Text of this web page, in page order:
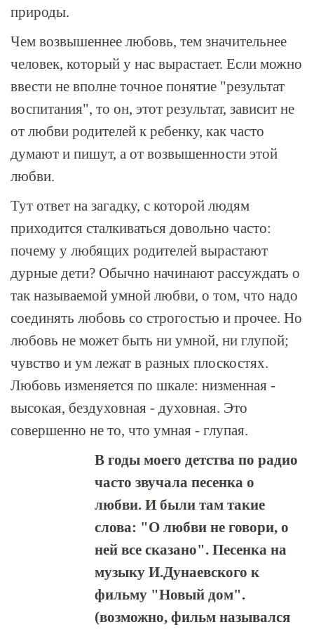
природы.
Чем возвышеннее любовь, тем значительнее
человек, который у нас вырастает. Если можно
ввести не вполне точное понятие "результат
воспитания", то он, этот результат, зависит не
от любви родителей к ребенку, как часто
думают и пишут, а от возвышенности этой
любви.
Тут ответ на загадку, с которой людям
приходится сталкиваться довольно часто:
почему у любящих родителей вырастают
дурные дети? Обычно начинают рассуждать о
так называемой умной любви, о том, что надо
соединять любовь со строгостью и прочее. Но
любовь не может быть ни умной, ни глупой;
чувство и ум лежат в разных плоскостях.
Любовь изменяется по шкале: низменная -
высокая, бездуховная - духовная. Это
совершенно не то, что умная - глупая.
В годы моего детства по радио
часто звучала песенка о
любви. И были там такие
слова: "О любви не говори, о
ней все сказано". Песенка на
музыку И.Дунаевского к
фильму "Новый дом".
(возможно, фильм назывался